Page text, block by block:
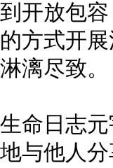
到开放包
的方式开
淋漓尽致。
生命日志
地与他人